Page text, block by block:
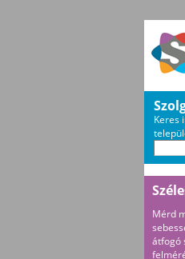
Keres
Mérd
átfogó